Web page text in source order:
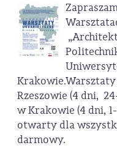
Rzeszowie (4 dni,
w Krakowie (4 dni,
otwarty dla
darmowy.